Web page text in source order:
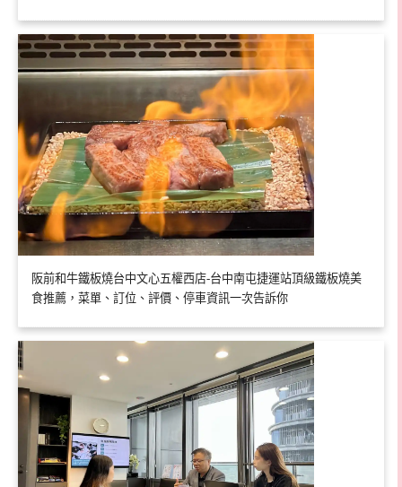
阪前和牛鐵板燒台中文心五權西店-台中南屯捷運站頂級鐵板燒美
食推薦，菜單、訂位、評價、停車資訊一次告訴你